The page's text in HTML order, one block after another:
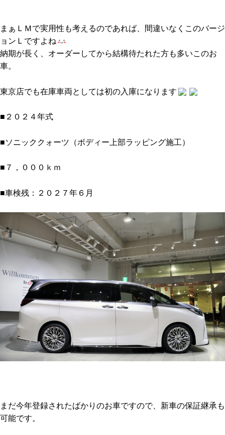
まぁＬＭで実用性も考えるのであれば、間違いなくこのバージ
ョンＬですよね
納期が長く、オーダーしてから結構待たれた方も多いこのお
車。
東京店でも在庫車両としては初の入庫になります
■２０２４年式
■ソニッククォーツ（ボディー上部ラッピング施工）
■７，０００ｋｍ
■車検残：２０２７年６月
まだ今年登録されたばかりのお車ですので、新車の保証継承も
可能です。